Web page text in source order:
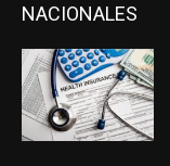
NACIONALES